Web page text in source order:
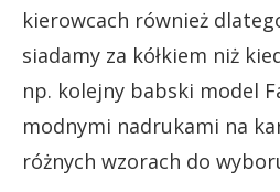
kierowcach również
siadamy za kółkiem niż
np. kolejny babski model
modnymi nadrukami na
różnych wzorach do